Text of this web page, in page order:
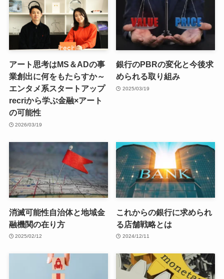
アート思考はMS＆ADの事
業創出に何をもたらすか～
エンタメ系スタートアップ
recriから学ぶ金融×アート
の可能性
2026/03/19
銀行のPBRの変化と今後求
められる取り組み
2025/03/19
消滅可能性自治体と地域金
融機関の在り方
2025/02/12
これからの銀行に求められ
る店舗戦略とは
2024/12/11